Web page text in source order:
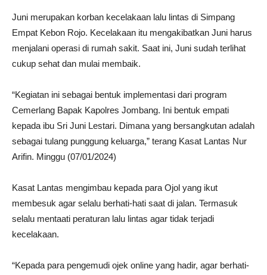
Juni merupakan korban kecelakaan lalu lintas di Simpang
Empat Kebon Rojo. Kecelakaan itu mengakibatkan Juni harus
menjalani operasi di rumah sakit. Saat ini, Juni sudah terlihat
cukup sehat dan mulai membaik.
“Kegiatan ini sebagai bentuk implementasi dari program
Cemerlang Bapak Kapolres Jombang. Ini bentuk empati
kepada ibu Sri Juni Lestari. Dimana yang bersangkutan adalah
sebagai tulang punggung keluarga,” terang Kasat Lantas Nur
Arifin. Minggu (07/01/2024)
Kasat Lantas mengimbau kepada para Ojol yang ikut
membesuk agar selalu berhati-hati saat di jalan. Termasuk
selalu mentaati peraturan lalu lintas agar tidak terjadi
kecelakaan.
“Kepada para pengemudi ojek online yang hadir, agar berhati-